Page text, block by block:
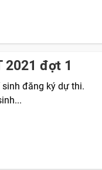
2021 đợt 1
đăng ký dự thi.